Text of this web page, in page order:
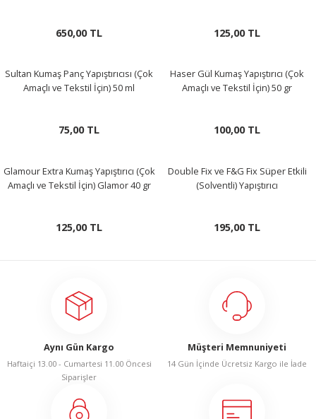
650,00 TL 125,00 TL
Sultan Kumaş Panç Yapıştırıcısı (Çok
Amaçlı ve Tekstil İçin) 50 ml
75,00 TL
Haser Gül Kumaş Yapıştırıcı (Çok
Amaçlı ve Tekstil İçin) 50 gr
100,00 TL
Glamour Extra Kumaş Yapıştırıcı (Çok
Amaçlı ve Tekstil İçin) Glamor 40 gr
125,00 TL
Double Fix ve F&G Fix Süper Etkili
(Solventli) Yapıştırıcı
195,00 TL
Aynı Gün Kargo
Haftaiçi 13.00 - Cumartesi 11.00 Öncesi
Siparişler
Müşteri Memnuniyeti
14 Gün İçinde Ücretsiz Kargo ile İade